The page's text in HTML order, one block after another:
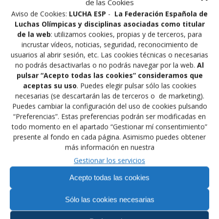
de las Cookies
Aviso de Cookies: LUCHA ESP - La Federación Española de
Luchas Olímpicas y disciplinas asociadas como titular
de la web: utilizamos cookies, propias y de terceros, para
incrustar vídeos, noticias, seguridad, reconocimiento de
usuarios al abrir sesión, etc. Las cookies técnicas o necesarias
no podrás desactivarlas o no podrás navegar por la web. Al
pulsar “Acepto todas las cookies” consideramos que
aceptas su uso. Puedes elegir pulsar sólo las cookies
necesarias (se descartarán las de terceros o de marketing).
Puedes cambiar la configuración del uso de cookies pulsando
“Preferencias”. Estas preferencias podrán ser modificadas en
todo momento en el apartado “Gestionar mí consentimiento”
presente al fondo en cada página. Asimismo puedes obtener
más información en nuestra
Gestionar los servicios
Acepto todas las cookies
Sólo las cookies necesarias
Navegación
de
entradas
Anterior:
Entrada
anterior:
El Deporte por la
Seguridad en Internet
Siguiente:
Siguiente
entrada:
Proyecto Educativo
Federación Cantabra
Financiado por la Unión Europea –
NextGenerationEU